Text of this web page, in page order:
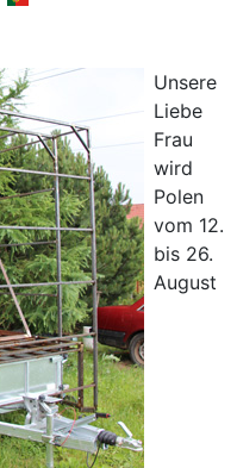
Unsere
Liebe
Frau
wird
Polen
vom 12.
bis 26.
August